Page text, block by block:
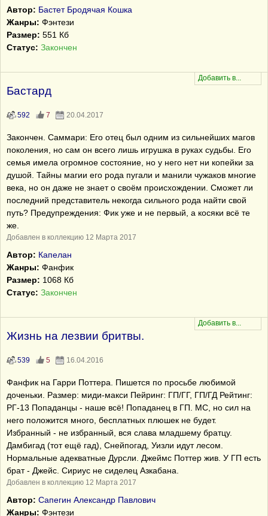
Автор: Бастет Бродячая Кошка
Жанры: Фэнтези
Размер: 551 Кб
Статус: Закончен
Бастард
592 7 20.04.2017
Закончен. Саммари: Его отец был одним из сильнейших магов
поколения, но сам он всего лишь игрушка в руках судьбы. Его
семья имела огромное состояние, но у него нет ни копейки за
душой. Тайны магии его рода пугали и манили чужаков многие
века, но он даже не знает о своём происхождении. Сможет ли
последний представитель некогда сильного рода найти свой
путь? Предупреждения: Фик уже и не первый, а косяки всё те
же.
Добавлен в коллекцию 12 Марта 2017
Автор: Капелан
Жанры: Фанфик
Размер: 1068 Кб
Статус: Закончен
Жизнь на лезвии бритвы.
539 5 16.04.2016
Фанфик на Гарри Поттера. Пишется по просьбе любимой
доченьки. Размер: миди-макси Пейринг: ГП/ГГ, ГП/ГД Рейтинг:
РГ-13 Попаданцы - наше всё! Попаданец в ГП. МС, но сил на
него положится много, бесплатных плюшек не будет.
Избранный - не избранный, вся слава младшему братцу.
Дамбигад (тот ещё гад), Снейпогад, Уизли идут лесом.
Нормальные адекватные Дурсли. Джеймс Поттер жив. У ГП есть
брат - Джейс. Сириус не сиделец Азкабана.
Добавлен в коллекцию 12 Марта 2017
Автор: Сапегин Александр Павлович
Жанры: Фэнтези